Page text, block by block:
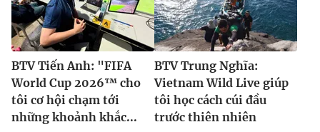
BTV Tiến Anh: "FIFA
World Cup 2026™ cho
tôi cơ hội chạm tới
những khoảnh khắc...
BTV Trung Nghĩa:
Vietnam Wild Live giúp
tôi học cách cúi đầu
trước thiên nhiên